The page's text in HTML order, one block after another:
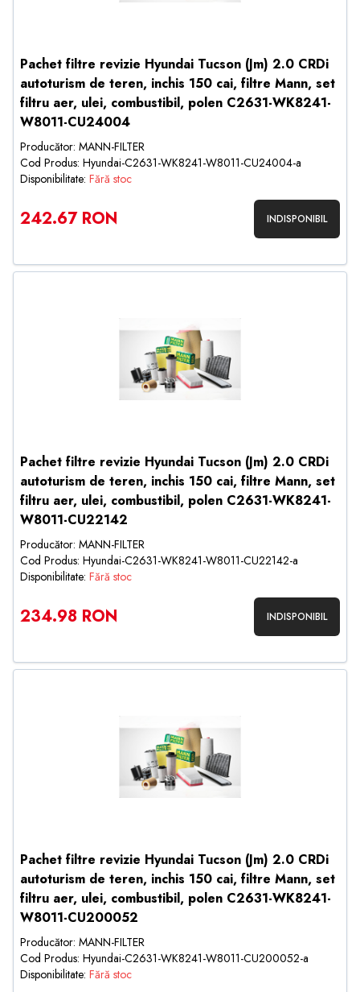
Pachet filtre revizie Hyundai Tucson (Jm) 2.0 CRDi
autoturism de teren, inchis 150 cai, filtre Mann, set
filtru aer, ulei, combustibil, polen C2631-WK8241-
W8011-CU24004
Producător: MANN-FILTER
Cod Produs: Hyundai-C2631-WK8241-W8011-CU24004-a
Disponibilitate: Fără stoc
242.67 RON INDISPONIBIL
Pachet filtre revizie Hyundai Tucson (Jm) 2.0 CRDi
autoturism de teren, inchis 150 cai, filtre Mann, set
filtru aer, ulei, combustibil, polen C2631-WK8241-
W8011-CU22142
Producător: MANN-FILTER
Cod Produs: Hyundai-C2631-WK8241-W8011-CU22142-a
Disponibilitate: Fără stoc
234.98 RON INDISPONIBIL
Pachet filtre revizie Hyundai Tucson (Jm) 2.0 CRDi
autoturism de teren, inchis 150 cai, filtre Mann, set
filtru aer, ulei, combustibil, polen C2631-WK8241-
W8011-CU200052
Producător: MANN-FILTER
Cod Produs: Hyundai-C2631-WK8241-W8011-CU200052-a
Disponibilitate: Fără stoc